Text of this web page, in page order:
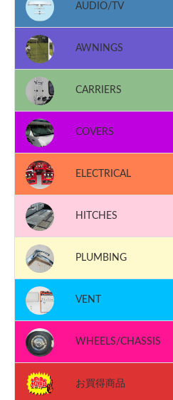
AUDIO/TV
AWNINGS
CARRIERS
COVERS
ELECTRICAL
HITCHES
PLUMBING
VENT
WHEELS/CHASSIS
お買得商品